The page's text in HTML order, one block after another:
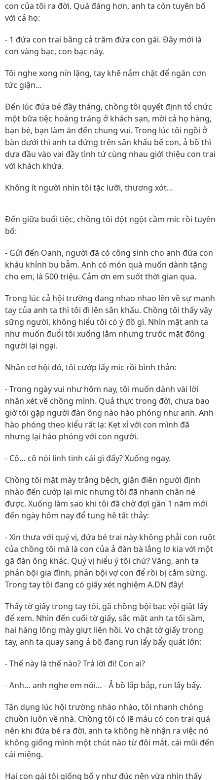
con của tôi ra đời. Quá đáng hơn, anh ta còn tuyên bố
với cả họ:
- 1 đứa con trai bằng cả trăm đứa con gái. Đây mới là
con vàng bạc, con bạc này.
Tôi nghe xong nín lặng, tay khẽ nắm chặt để ngăn cơn
tức giận…
Đến lúc đứa bé đầy tháng, chồng tôi quyết định tổ chức
một bữa tiệc hoàng tráng ở khách sạn, mời cả họ hàng,
bạn bè, bạn làm ăn đến chung vui. Trong lúc tôi ngồi ở
bàn dưới thì anh ta đứng trên sân khấu bế con, ả bồ thì
dựa đầu vào vai đầy tình tứ cùng nhau giới thiệu con trai
với khách khứa.
Không ít người nhìn tôi tặc lưỡi, thương xót…
Đến giữa buổi tiệc, chồng tôi đột ngột cầm mic rồi tuyên
bố:
- Gửi đến Oanh, người đã có công sinh cho anh đứa con
kháu khỉnh bụ bẫm. Anh có món quà muốn dành tặng
cho em, là 500 triệu. Cảm ơn em suốt thời gian qua.
Trong lúc cả hội trường đang nhao nhao lên về sự mạnh
tay của anh ta thì tôi đi lên sân khấu. Chồng tôi thấy vậy
sững người, không hiểu tôi có ý đồ gì. Nhìn mặt anh ta
như muốn đuổi tôi xuống lắm nhưng trước mặt đông
người lại ngại.
Nhân cơ hội đó, tôi cướp lấy mic rồi bình thản:
- Trong ngày vui như hôm nay, tôi muốn dành vài lời
nhận xét về chồng mình. Quả thực trong đời, chưa bao
giờ tôi gặp người đàn ông nào hào phóng như anh. Anh
hào phóng theo kiểu rất lạ: Kẹt xỉ với con mình đã
nhưng lại hào phóng với con người.
- Cô… cô nói linh tinh cái gì đấy? Xuống ngay.
Chồng tôi mặt mày trắng bệch, giận điên người định
nhào đến cướp lại mic nhưng tôi đã nhanh chân né
được. Xuống làm sao khi tôi đã chờ đợi gần 1 năm mới
đến ngày hôm nay để tung hê tất thảy:
- Xin thưa với quý vị, đứa bé trai này không phải con ruột
của chồng tôi mà là con của ả đàn bà lẳng lơ kia với một
gã đàn ông khác. Quý vị hiểu ý tôi chứ? Vâng, anh ta
phản bội gia đình, phản bội vợ con để rồi bị cắm sừng.
Trong tay tôi đang có giấy xét nghiệm A.DN đây!
Thấy tờ giấy trong tay tôi, gã chồng bội bạc vội giật lấy
để xem. Nhìn đến cuối tờ giấy, sắc mặt anh ta tối sầm,
hai hàng lông mày giựt liên hồi. Vo chặt tờ giấy trong
tay, anh ta quay sang ả bồ đang run lẩy bẩy quát lớn:
- Thế này là thế nào? Trả lời đi! Con ai?
- Anh… anh nghe em nói… - Ả bồ lắp bắp, run lẩy bẩy.
Tận dụng lúc hội trường nháo nhào, tôi nhanh chóng
chuồn luôn về nhà. Chồng tôi có lẽ máu có con trai quá
nên khi đứa bé ra đời, anh ta không hề nhận ra việc nó
không giống mình một chút nào từ đôi mắt, cái mũi đến
cái miệng.
Hai con gái tôi giống bố y như đúc nên vừa nhìn thấy